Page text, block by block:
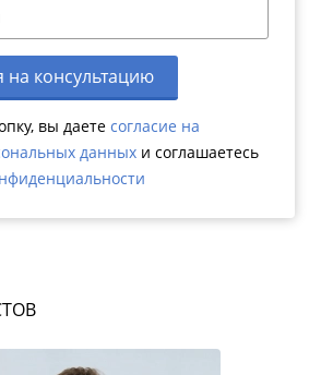
на консультацию
вы даете согласие на
данных и соглашаетесь